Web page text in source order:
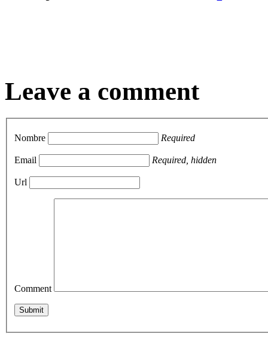
Leave a comment
Nombre Required
Email Required, hidden
Url
Comment